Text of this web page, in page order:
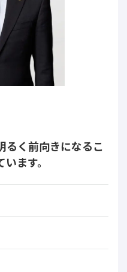
るく前向きになるこ
ます。